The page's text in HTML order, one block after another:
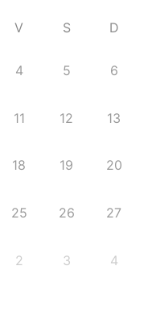
V S D
4 5 6
11 12 13
18 19 20
25 26 27
2 3 4